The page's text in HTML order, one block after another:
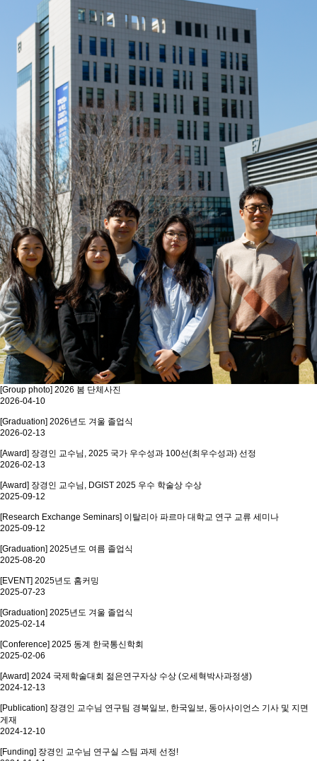
[Group photo] 2026 봄 단체사진
2026-04-10
[Graduation] 2026년도 겨울 졸업식
2026-02-13
[Award] 장경인 교수님, 2025 국가 우수성과 100선(최우수성과) 선정
2026-02-13
[Award] 장경인 교수님, DGIST 2025 우수 학술상 수상
2025-09-12
[Research Exchange Seminars] 이탈리아 파르마 대학교 연구 교류 세미나
2025-09-12
[Graduation] 2025년도 여름 졸업식
2025-08-20
[EVENT] 2025년도 홈커밍
2025-07-23
[Graduation] 2025년도 겨울 졸업식
2025-02-14
[Conference] 2025 동계 한국통신학회
2025-02-06
[Award] 2024 국제학술대회 젊은연구자상 수상 (오세혁박사과정생)
2024-12-13
[Publication] 장경인 교수님 연구팀 경북일보, 한국일보, 동아사이언스 기사 및 지면
게재
2024-12-10
[Funding] 장경인 교수님 연구실 스팀 과제 선정!